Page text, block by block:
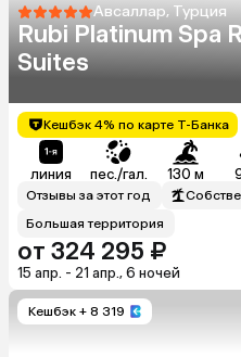
Авсаллар, Турция
Rubi Platinum Spa
Suites
Кешбэк 4% по карте Т-Банка
линия пес./гал. 130 м
Отзывы за этот год
Большая территория
от 324 295 ₽
15 апр. - 21 апр., 6 ночей
Кешбэк + 8 319